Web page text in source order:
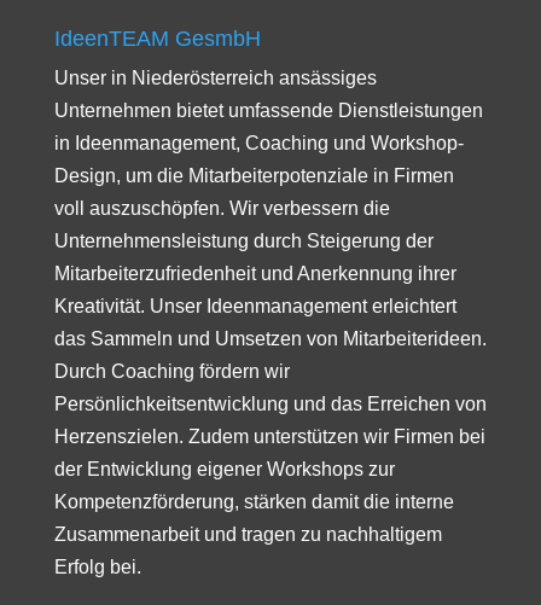
IdeenTEAM GesmbH
Unser in Niederösterreich ansässiges
Unternehmen bietet umfassende Dienstleistungen
in Ideenmanagement, Coaching und Workshop-
Design, um die Mitarbeiterpotenziale in Firmen
voll auszuschöpfen. Wir verbessern die
Unternehmensleistung durch Steigerung der
Mitarbeiterzufriedenheit und Anerkennung ihrer
Kreativität. Unser Ideenmanagement erleichtert
das Sammeln und Umsetzen von Mitarbeiterideen.
Durch Coaching fördern wir
Persönlichkeitsentwicklung und das Erreichen von
Herzenszielen. Zudem unterstützen wir Firmen bei
der Entwicklung eigener Workshops zur
Kompetenzförderung, stärken damit die interne
Zusammenarbeit und tragen zu nachhaltigem
Erfolg bei.